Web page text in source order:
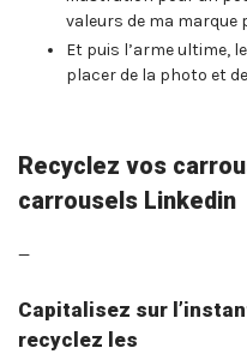
valeurs de ma marque
Et puis l’arme ultime,
placer de la photo et
Recyclez vos
carrousels Linkedin
—
Capitalisez sur
recyclez les